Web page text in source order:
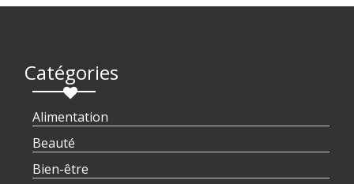
Catégories
Alimentation
Beauté
Bien-être